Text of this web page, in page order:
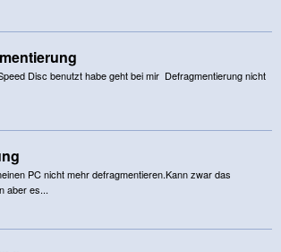
Disc benutzt habe geht bei mir Defragmentierung nicht
PC nicht mehr defragmentieren.Kann zwar das
aber es...